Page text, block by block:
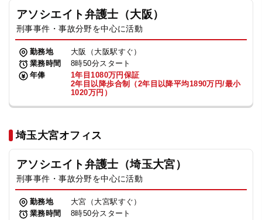
アソシエイト弁護士（大阪）
刑事事件・事故分野を中心に活動
勤務地
大阪（大阪駅すぐ）
業務時間
8時50分スタート
年俸
1年目1080万円保証
2年目以降歩合制（2年目以降平均1890万円/最小
1020万円）
埼玉大宮オフィス
アソシエイト弁護士（埼玉大宮）
刑事事件・事故分野を中心に活動
勤務地
大宮（大宮駅すぐ）
業務時間
8時50分スタート
プライバシーポリシー 利用規約
TikTok受賞 定義集 動画集